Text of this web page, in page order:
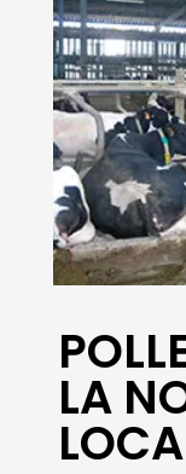
DANS
LE
Eviter le
homogène
période
réalise un
ration pour